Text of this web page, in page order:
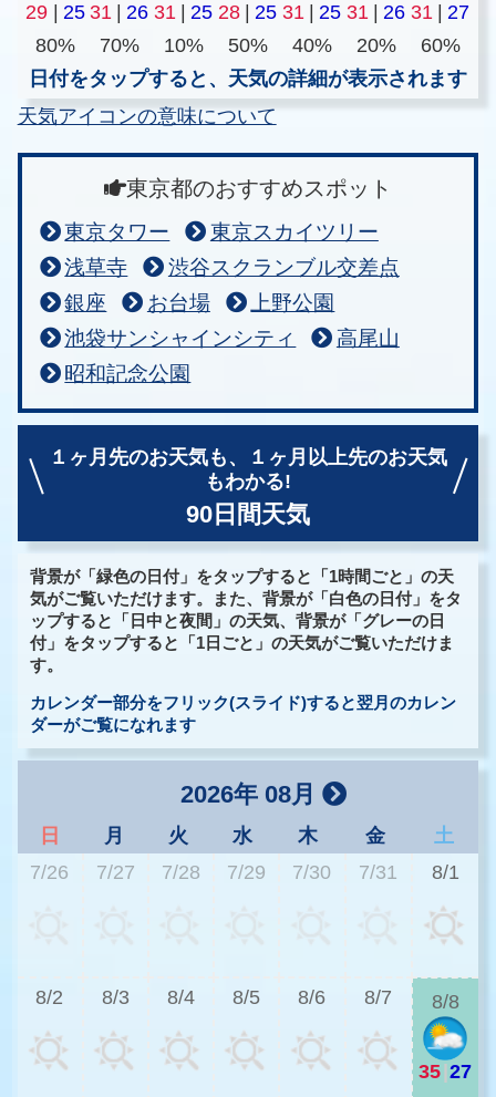
29 25 31 26 31 25 28 25 31 25 31 26 31
27
80%
70% 10% 50% 40% 20%
60%
日付をタップすると、天気の詳細が表示されます
天気アイコンの意味について
東京都のおすすめスポット
東京タワー
東京スカイツリー
浅草寺
渋谷スクランブル交差点
銀座
お台場
上野公園
池袋サンシャインシティ
高尾山
昭和記念公園
１ヶ月先のお天気も、
１ヶ月以上先のお天気
もわかる!
90日間天気
背景が「緑色の日付」をタップすると「1時間ごと」の天
気がご覧いただけます。また、背景が「白色の日付」をタ
ップすると「日中と夜間」の天気、背景が「グレーの日
付」をタップすると「1日ごと」の天気がご覧いただけま
す。
カレンダー部分をフリック(スライド)すると翌月のカレン
ダーがご覧になれます
2026年 08月
日 月 火 水 木 金
土
7/26
7/27 7/28 7/29 7/30 7/31 8/1
8/2 8/3 8/4 8/5 8/6 8/7 8/8
35 27